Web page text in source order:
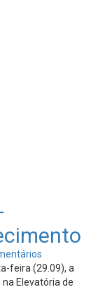
feira (29.09), a
Elevatória de